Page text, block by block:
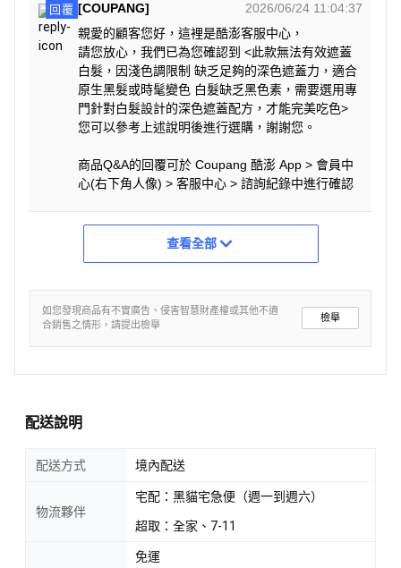
回覆 [COUPANG]
2026/06/24 11:04:37
親愛的顧客您好，這裡是酷澎客服中心，
請您放心，我們已為您確認到 <此款無法有效遮蓋
白髮，因淺色調限制 缺乏足夠的深色遮蓋力，適合
原生黑髮或時髦變色 白髮缺乏黑色素，需要選用專
門針對白髮設計的深色遮蓋配方，才能完美吃色>
您可以參考上述說明後進行選購，謝謝您。
商品Q&A的回覆可於 Coupang 酷澎 App > 會員中
心(右下角人像) > 客服中心 > 諮詢紀錄中進行確認
查看全部
如您發現商品有不實廣告、侵害智慧財產權或其他不適
合銷售之情形，請提出檢舉
檢舉
配送說明
配送方式 境內配送
物流夥伴
宅配：黑貓宅急便（週一到週六）
超取：全家、7-11
免運